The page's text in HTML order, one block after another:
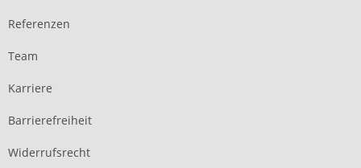
Referenzen
Team
Karriere
Barrierefreiheit
Widerrufsrecht